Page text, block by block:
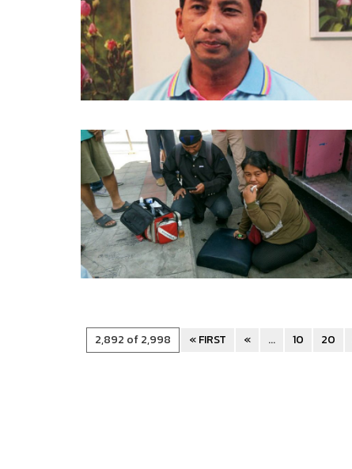
2,892 of 2,998 « FIRST « ... 10 20